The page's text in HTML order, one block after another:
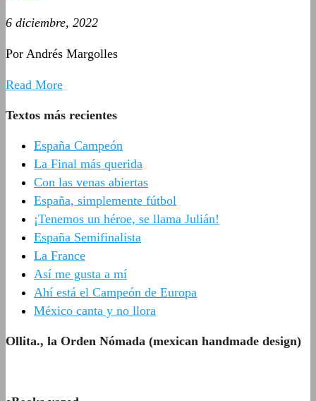
6 diciembre, 2022
Por Andrés Margolles
Read More
Textos más recientes
España Campeón
La Final más querida
Con las venas abiertas
España, simplemente fútbol
¡Tenemos un héroe, se llama Julián!
España Semifinalista
La France
Así me gusta a mí
Ahí está el Campeón de Europa
México canta y no llora
Ollita., la Orden Nómada (mexican handmade design)